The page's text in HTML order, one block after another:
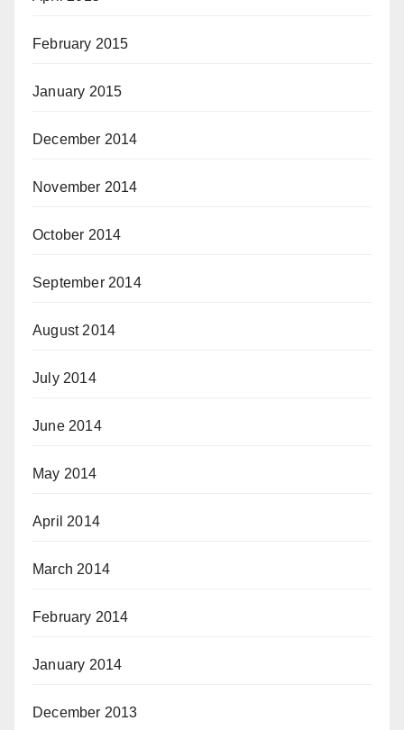
February 2015
January 2015
December 2014
November 2014
October 2014
September 2014
August 2014
July 2014
June 2014
May 2014
April 2014
March 2014
February 2014
January 2014
December 2013